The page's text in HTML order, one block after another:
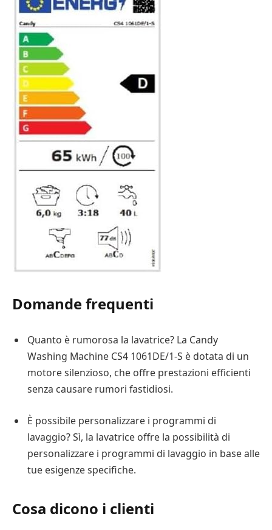
Domande frequenti
Quanto è rumorosa la lavatrice? La Candy
Washing Machine CS4 1061DE/1-S è dotata di un
motore silenzioso, che offre prestazioni efficienti
senza causare rumori fastidiosi.
È possibile personalizzare i programmi di
lavaggio? Sì, la lavatrice offre la possibilità di
personalizzare i programmi di lavaggio in base alle
tue esigenze specifiche.
Cosa dicono i clienti